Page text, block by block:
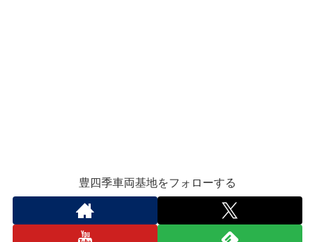
豊四季車両基地をフォローする